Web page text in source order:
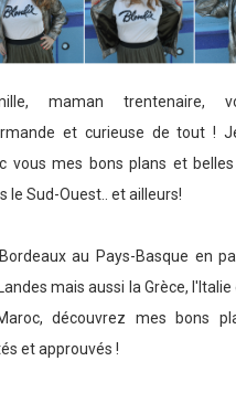
maman trentenaire,
et curieuse de tout !
vous mes bons plans et
le Sud-Ouest.. et ailleurs!
au Pays-Basque en
mais aussi la Grèce,
découvrez mes bons
et approuvés !